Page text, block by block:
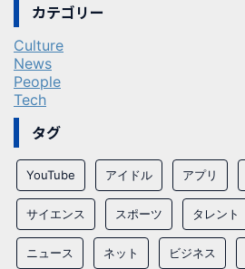
カテゴリー
Culture
News
People
Tech
タグ
YouTube アイドル アプリ
サイエンス スポーツ タレント
ニュース ネット ビジネス